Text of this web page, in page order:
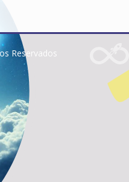
Reservados